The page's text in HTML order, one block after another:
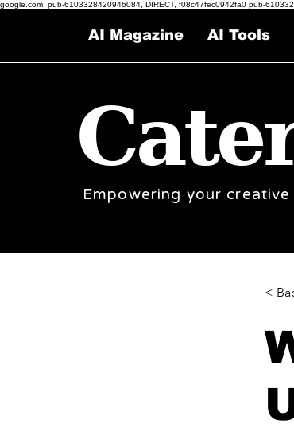
google.com, pub-6103328420946084, DIRECT, f08c47fec0942fa0 pub-
AI Magazine AI Tools
Empowering your
<